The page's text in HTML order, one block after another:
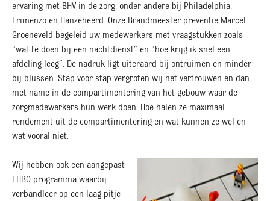
ervaring met BHV in de zorg, onder andere bij Philadelphia,
Trimenzo en Hanzeheerd. Onze Brandmeester preventie Marcel
Groeneveld begeleid uw medewerkers met vraagstukken zoals
“wat te doen bij een nachtdienst” en “hoe krijg ik snel een
afdeling leeg”. De nadruk ligt uiteraard bij ontruimen en minder
bij blussen. Stap voor stap vergroten wij het vertrouwen en dan
met name in de compartimentering van het gebouw waar de
zorgmedewerkers hun werk doen. Hoe halen ze maximaal
rendement uit de compartimentering en wat kunnen ze wel en
wat vooral niet.
Wij hebben ook een aangepast
EHBO programma waarbij
verbandleer op een laag pitje